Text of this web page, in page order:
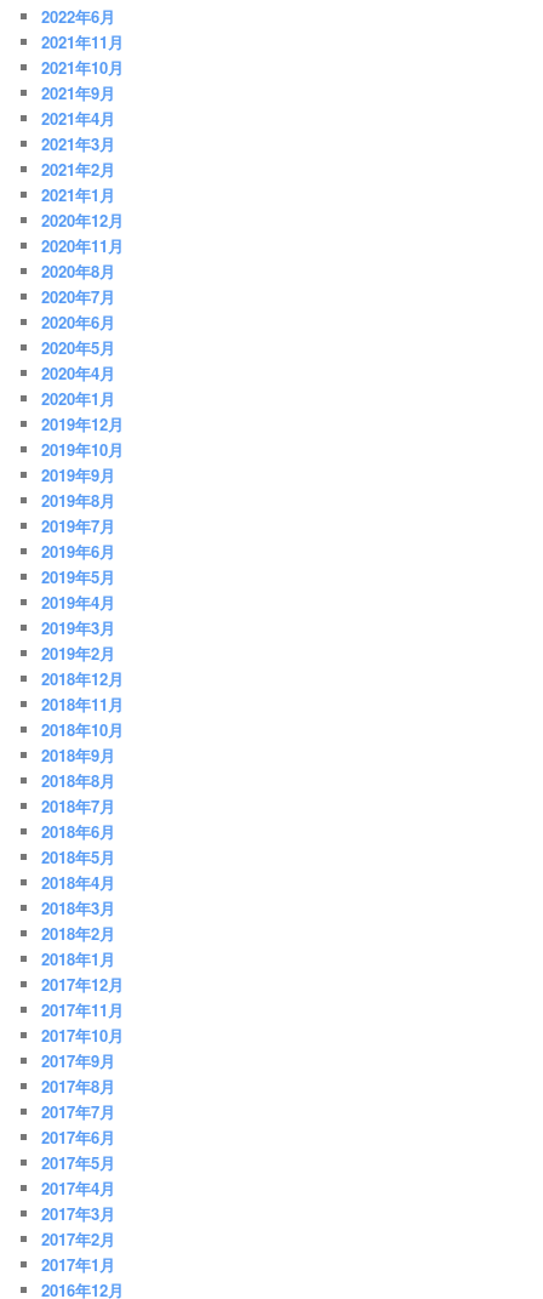
2022年6月
2021年11月
2021年10月
2021年9月
2021年4月
2021年3月
2021年2月
2021年1月
2020年12月
2020年11月
2020年8月
2020年7月
2020年6月
2020年5月
2020年4月
2020年1月
2019年12月
2019年10月
2019年9月
2019年8月
2019年7月
2019年6月
2019年5月
2019年4月
2019年3月
2019年2月
2018年12月
2018年11月
2018年10月
2018年9月
2018年8月
2018年7月
2018年6月
2018年5月
2018年4月
2018年3月
2018年2月
2018年1月
2017年12月
2017年11月
2017年10月
2017年9月
2017年8月
2017年7月
2017年6月
2017年5月
2017年4月
2017年3月
2017年2月
2017年1月
2016年12月